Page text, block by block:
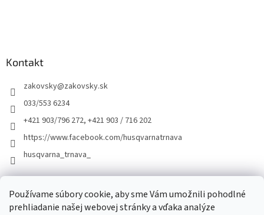
Používame súbory cookie, aby sme Vám umožnili pohodlné
prehliadanie našej webovej stránky a vďaka analýze
Kontakt
zakovsky@zakovsky.sk
033/553 6234
+421 903/796 272, +421 903 / 716 202
https://www.facebook.com/husqvarnatrnava
husqvarna_trnava_
Facebook